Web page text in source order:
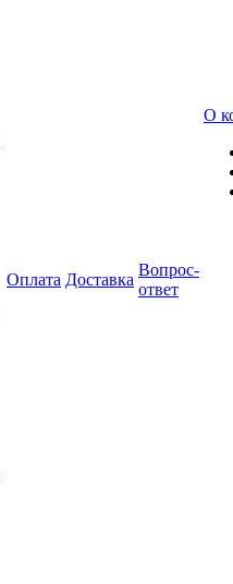
Оплата Доставка
Вопрос-
ответ
О